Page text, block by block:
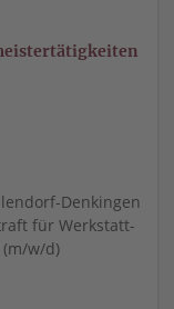
Denkingen
für Werkstatt-
w/d)